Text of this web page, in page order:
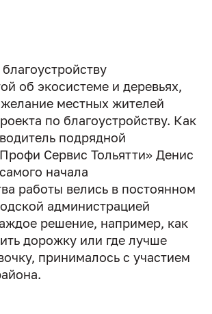
об экосистеме и деревьях,
местных жителей
по благоустройству. Как
подрядной
Сервис Тольятти» Денис
начала
работы велись в постоянном
администрацией
решение, например, как
дорожку или где лучше
принималось с участием